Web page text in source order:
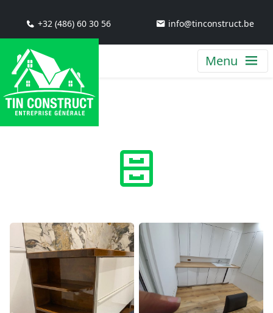
+32 (486) 60 30 56 info@tinconstruct.be
Menu